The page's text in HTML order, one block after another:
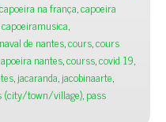
capoeira na frança,capoeira
capoeiramusica,
de nantes,cours,cours
nantes,courss,covid 19,
,jacaranda,jacobinaarte,
(city/town/village),pass